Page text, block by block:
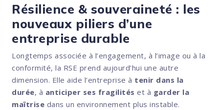
Résilience & souveraineté : les
nouveaux piliers d’une
entreprise durable
Longtemps associée à l’engagement, à l’image ou à la
conformité, la RSE prend aujourd’hui une autre
dimension. Elle aide l’entreprise à tenir dans la
durée, à anticiper ses fragilités et à garder la
maîtrise dans un environnement plus instable.